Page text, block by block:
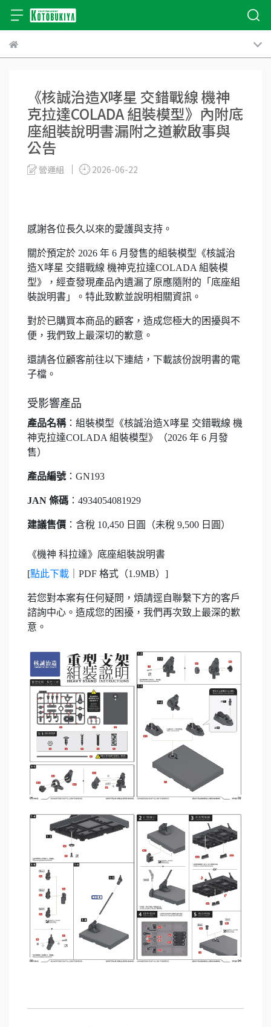
《核誠治造X哮星 交錯戰線 機神
克拉達COLADA 組裝模型》內附底
座組裝說明書漏附之道歉啟事與
公告
營運組 2026-06-22
感謝各位長久以來的愛護與支持。
關於預定於 2026 年 6 月發售的組裝模型《核誠治
造X哮星 交錯戰線 機神克拉達COLADA 組裝模
型》，經查發現產品內遺漏了原應隨附的「底座組
裝說明書」。特此致歉並說明相關資訊。
對於已購買本商品的顧客，造成您極大的困擾與不
便，我們致上最深切的歉意。
還請各位顧客前往以下連結，下載該份說明書的電
子檔。
受影響產品
產品名稱：組裝模型《核誠治造X哮星 交錯戰線 機
神克拉達COLADA 組裝模型》（2026 年 6 月發
售）
產品編號 ：GN193
JAN 條碼 ：4934054081929
建議售價 ：含稅 10,450 日圓（未稅 9,500 日圓）
《機神 科拉達》底座組裝說明書
[點此下載 ｜PDF 格式（1.9MB）]
若您對本案有任何疑問，煩請逕自聯繫下方的客戶
諮詢中心。造成您的困擾，我們再次致上最深的歉
意。